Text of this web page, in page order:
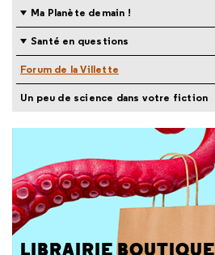
Ma Planète demain !
Santé en questions
Forum de la Villette
Un peu de science dans votre fiction
LIBRAIRIE BOUTIQUE